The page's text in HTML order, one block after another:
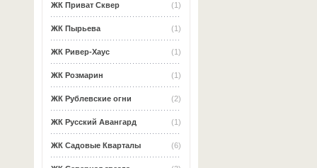
(1)
ЖК Приват Сквер
(1)
ЖК Пырьева
(1)
ЖК Ривер-Хаус
(1)
ЖК Розмарин
(2)
ЖК Рублевские огни
(1)
ЖК Русский Авангард
(6)
ЖК Садовые Кварталы